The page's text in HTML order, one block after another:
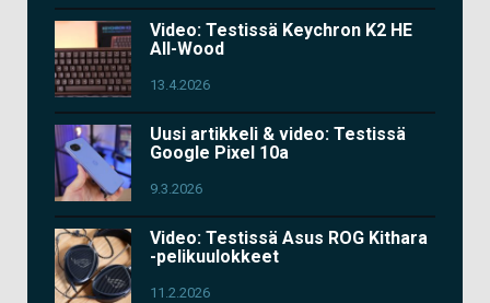
Video: Testissä Keychron K2 HE
All-Wood
13.4.2026
Uusi artikkeli & video: Testissä
Google Pixel 10a
9.3.2026
Video: Testissä Asus ROG Kithara
-pelikuulokkeet
11.2.2026